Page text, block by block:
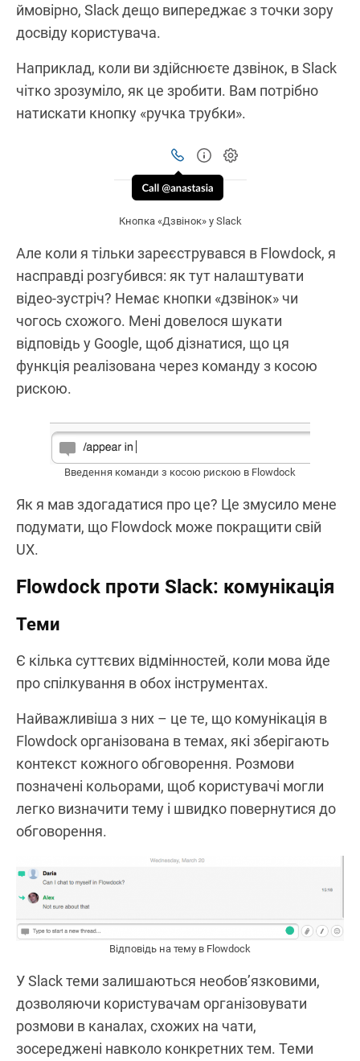
ймовірно, Slack дещо випереджає з точки зору
досвіду користувача.
Наприклад, коли ви здійснюєте дзвінок, в Slack
чітко зрозуміло, як це зробити. Вам потрібно
натискати кнопку «ручка трубки».
Кнопка «Дзвінок» у Slack
Але коли я тільки зареєструвався в Flowdock, я
насправді розгубився: як тут налаштувати
відео-зустріч? Немає кнопки «дзвінок» чи
чогось схожого. Мені довелося шукати
відповідь у Google, щоб дізнатися, що ця
функція реалізована через команду з косою
рискою.
Введення команди з косою рискою в Flowdock
Як я мав здогадатися про це? Це змусило мене
подумати, що Flowdock може покращити свій
UX.
Flowdock проти Slack: комунікація
Теми
Є кілька суттєвих відмінностей, коли мова йде
про спілкування в обох інструментах.
Найважливіша з них – це те, що комунікація в
Flowdock організована в темах, які зберігають
контекст кожного обговорення. Розмови
позначені кольорами, щоб користувачі могли
легко визначити тему і швидко повернутися до
обговорення.
Відповідь на тему в Flowdock
У Slack теми залишаються необов’язковими,
дозволяючи користувачам організовувати
розмови в каналах, схожих на чати,
зосереджені навколо конкретних тем. Теми